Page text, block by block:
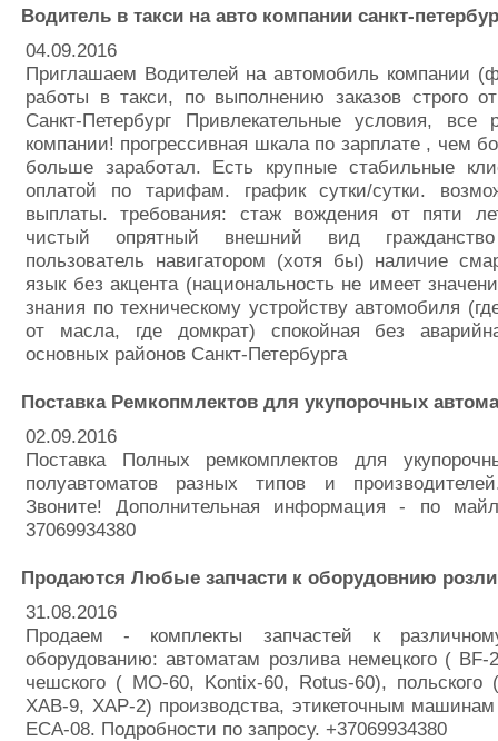
Водитель в такси на авто компании санкт-
04.09.2016
Приглашаем Водителей на автомобиль компании
работы в такси, по выполнению заказов строго
Санкт-Петербург Привлекательные условия, все
компании! прогрессивная шкала по зарплате , чем
больше заработал. Есть крупные стабильные
оплатой по тарифам. график сутки/сутки.
выплаты. требования: стаж вождения от пяти
чистый опрятный внешний вид
пользователь навигатором (хотя бы) наличие
язык без акцента (национальность не имеет
знания по техническому устройству автомобиля
от масла, где домкрат) спокойная без
основных районов Санкт-Петербурга
Поставка Ремкопмлектов для укупорочных
02.09.2016
Поставка Полных ремкомплектов для
полуавтоматов разных типов и
Звоните! Дополнительная информация - по
37069934380
Продаются Любые запчасти к оборудовнию
31.08.2016
Продаем - комплекты запчастей к
оборудованию: автоматам розлива немецкого ( BF-
чешского ( МО-60, Kontix-60, Rotus-60), польского
XAB-9, XAP-2) производства, этикеточным
ECA-08. Подробности по запросу. +37069934380